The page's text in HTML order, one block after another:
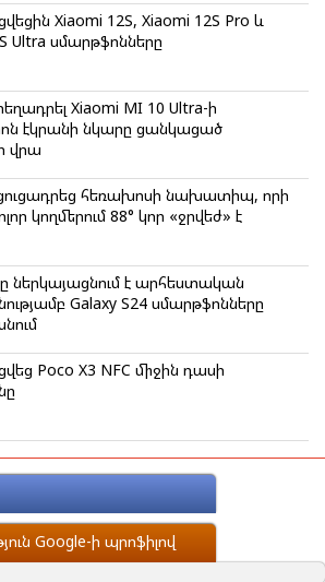
Xiaomi 12S, Xiaomi 12S Pro և
Ultra սմարթֆոնները
Xiaomi MI 10 Ultra-ի
էկրանի նկարը ցանկացած
վրա
հեռախոսի նախատիպ, որի
կողմերում 88° կոր «ջրվեժ» է
ը ներկայացնում է արհեստական
Galaxy S24 սմարթֆոնները
Poco X3 NFC միջին դասի
ի պրոֆիլով
Google-ի պրոֆիլով